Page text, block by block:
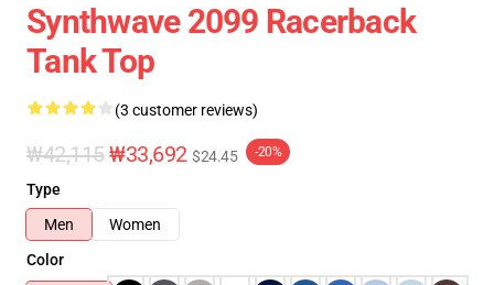
Synthwave 2099 Racerback
Tank Top
(3 customer reviews)
₩42,115₩33,692 $24.45 -20%
Type
Men
Women
Color